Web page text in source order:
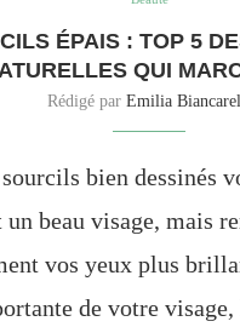
ÉPAIS : TOP 5
QUI
Rédigé par Emilia
bien dessinés
un beau visage, mais
vos yeux plus
de votre